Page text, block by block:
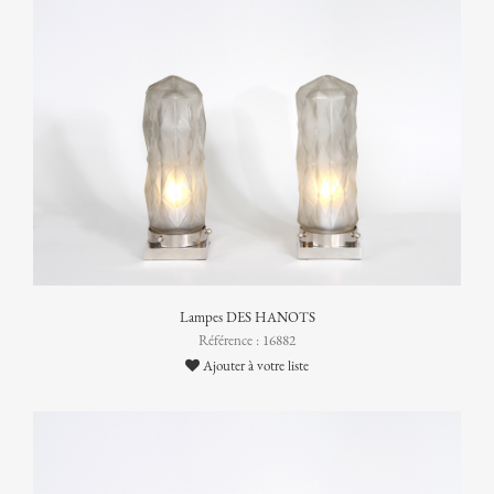
Lampes DES HANOTS
Référence : 16882
Ajouter à votre liste